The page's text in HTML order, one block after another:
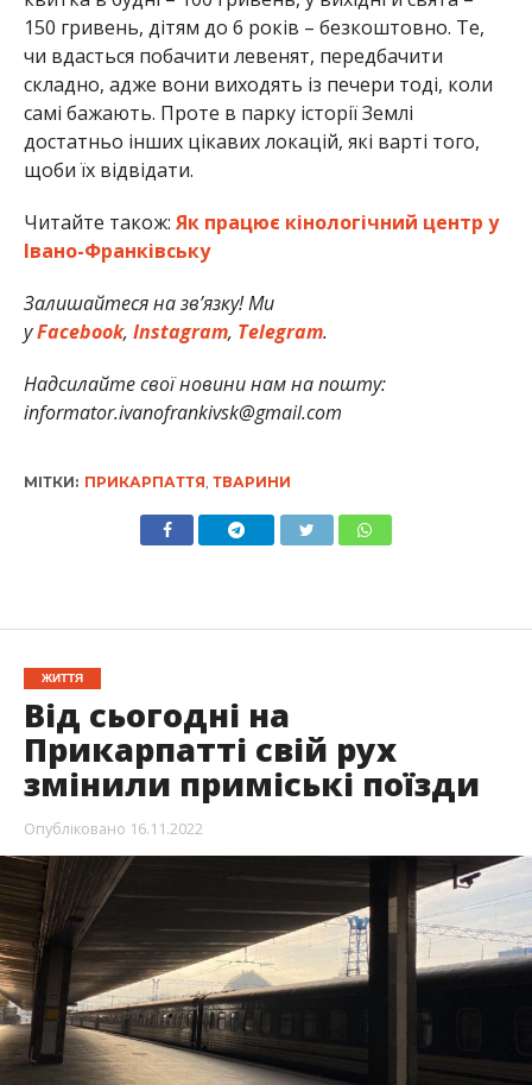
150 гривень, дітям до 6 років – безкоштовно. Те,
чи вдасться побачити левенят, передбачити
складно, адже вони виходять із печери тоді, коли
самі бажають. Проте в парку історії Землі
достатньо інших цікавих локацій, які варті того,
щоби їх відвідати.
Читайте також: Як працює кінологічний центр у
Івано-Франківську
Залишайтеся на зв’язку! Ми
уFacebook, Instagram, Telegram.
Надсилайте свої новини нам на пошту:
informator.ivanofrankivsk@gmail.com
МІТКИ: ПРИКАРПАТТЯ, ТВАРИНИ
ЖИТТЯ
Від сьогодні на
Прикарпатті свій рух
змінили приміські поїзди
Опубліковано 16.11.2022